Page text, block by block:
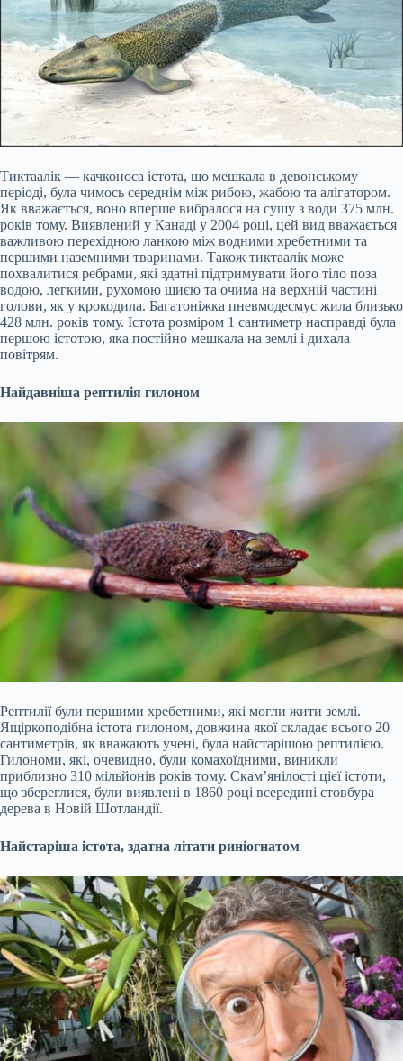
Тиктаалік — качконоса істота, що мешкала в девонському
періоді, була чимось середнім між рибою, жабою та алігатором.
Як вважається, воно вперше вибралося на сушу з води 375 млн.
років тому. Виявлений у Канаді у 2004 році, цей вид вважається
важливою перехідною ланкою між водними хребетними та
першими наземними тваринами. Також тиктаалік може
похвалитися ребрами, які здатні підтримувати його тіло поза
водою, легкими, рухомою шиєю та очима на верхній частині
голови, як у крокодила. Багатоніжка пневмодесмус жила близько
428 млн. років тому. Істота розміром 1 сантиметр насправді була
першою істотою, яка постійно мешкала на землі і дихала
повітрям.
Найдавніша рептилія гилоном
Рептилії були першими хребетними, які могли жити землі.
Ящіркоподібна істота гилоном, довжина якої складає всього 20
сантиметрів, як вважають учені, була найстарішою рептилією.
Гилономи, які, очевидно, були комахоїдними, виникли
приблизно 310 мільйонів років тому. Скам’янілості цієї істоти,
що збереглися, були виявлені в 1860 році всередині стовбура
дерева в Новій Шотландії.
Найстаріша істота, здатна літати риніогнатом